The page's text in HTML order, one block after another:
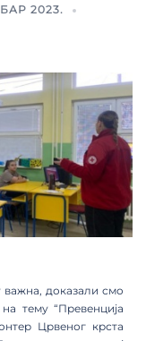
2023.
важна, доказали смо
тему “Превенција
Црвеног крста